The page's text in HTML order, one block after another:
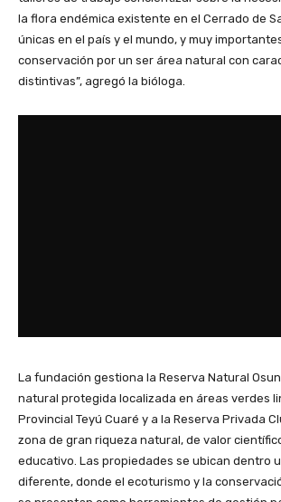
la flora endémica existente en el Cerrado de
únicas en el país y el mundo, y muy
conservación por un ser área natural con
distintivas”, agregó la bióloga.
La fundación gestiona la Reserva Natural
natural protegida localizada en áreas verdes
Provincial Teyú Cuaré y a la Reserva Privada
zona de gran riqueza natural, de valor
educativo. Las propiedades se ubican dentro
diferente, donde el ecoturismo y la